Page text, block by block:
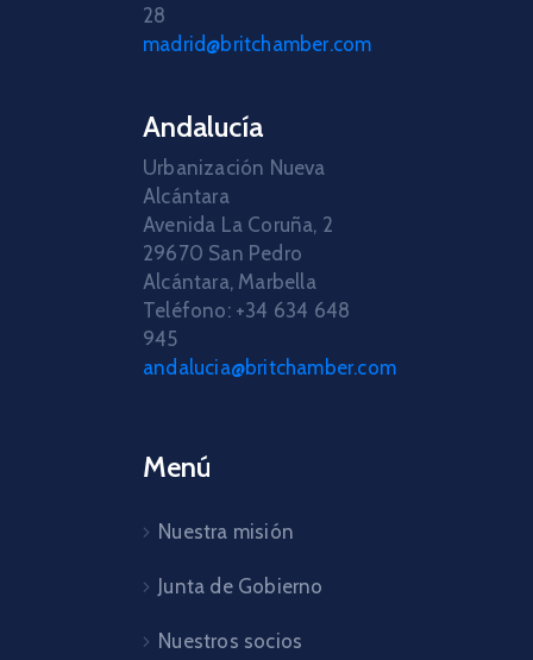
28
madrid@britchamber.com
Andalucía
Urbanización Nueva
Alcántara
Avenida La Coruña, 2
29670 San Pedro
Alcántara, Marbella
Teléfono: +34 634 648
945
andalucia@britchamber.com
Menú
Nuestra misión
Junta de Gobierno
Nuestros socios